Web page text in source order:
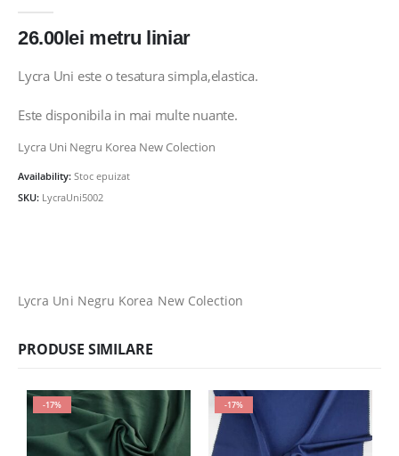
26.00lei metru liniar
Lycra Uni este o tesatura simpla,elastica.
Este disponibila in mai multe nuante.
Lycra Uni Negru Korea New Colection
Availability: Stoc epuizat
SKU: LycraUni5002
Lycra Uni Negru Korea New Colection
PRODUSE SIMILARE
-17% -17%